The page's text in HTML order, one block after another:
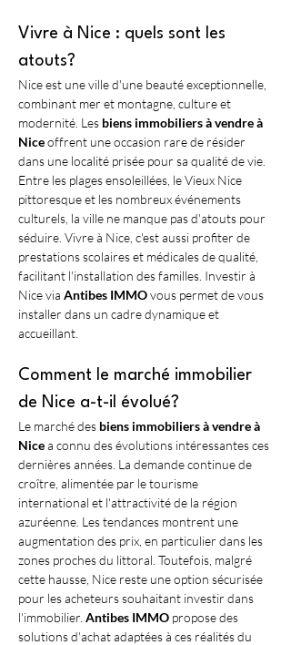
Vivre à Nice : quels sont les
atouts?
Nice est une ville d'une beauté exceptionnelle,
combinant mer et montagne, culture et
modernité. Les biens immobiliers à vendre à
Nice offrent une occasion rare de résider
dans une localité prisée pour sa qualité de vie.
Entre les plages ensoleillées, le Vieux Nice
pittoresque et les nombreux événements
culturels, la ville ne manque pas d'atouts pour
séduire. Vivre à Nice, c'est aussi profiter de
prestations scolaires et médicales de qualité,
facilitant l'installation des familles. Investir à
Nice via Antibes IMMO vous permet de vous
installer dans un cadre dynamique et
accueillant.
Comment le marché immobilier
de Nice a-t-il évolué?
Le marché des biens immobiliers à vendre à
Nice a connu des évolutions intéressantes ces
dernières années. La demande continue de
croître, alimentée par le tourisme
international et l'attractivité de la région
azuréenne. Les tendances montrent une
augmentation des prix, en particulier dans les
zones proches du littoral. Toutefois, malgré
cette hausse, Nice reste une option sécurisée
pour les acheteurs souhaitant investir dans
l'immobilier. Antibes IMMO propose des
solutions d'achat adaptées à ces réalités du